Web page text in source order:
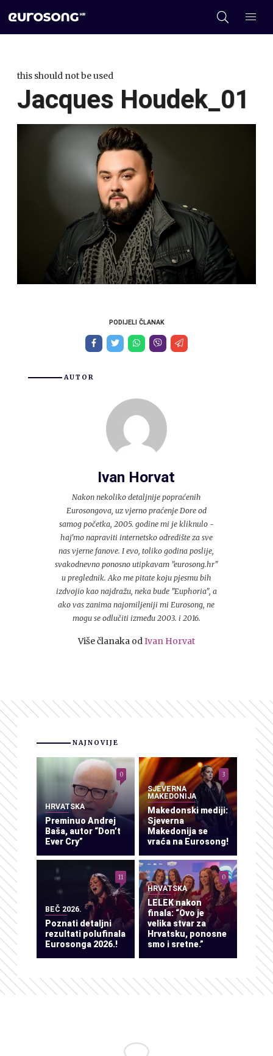
this should not be used
Jacques Houdek_01
PODIJELI ČLANAK
AUTOR
Ivan Horvat
Nakon nekoliko detaljnije popraćenih
Eurosongova, uz vjerno praćenje Dore od
samog početka, 2005. godine mi je kliknulo -
haj'mo napraviti internetsko odredište za sve
nas vjerne fanove. I evo, toliko godina poslije,
svakodnevno ponosno utipkavam "eurosong.hr"
u preglednik. Ako me pitate koju pjesmu bih
izdvojio kao najdražu, neka bude "Euphoria", a
ako vas zanima najomiljeniji mi Eurosong, ne
mogu se odlučiti između 2003. i 2016.
Više članaka odIvan Horvat
NAJNOVIJE
HRVATSKA
Preminuo Andrej
Baša, autor “Don’t
Ever Cry”
0
SJEVERNA
MAKEDONIJA
Makedonski mediji:
Sjeverna
Makedonija se
vraća na Eurosong!
3
BEČ 2026.
Poznati detaljni
rezultati polufinala
Eurosonga 2026.!
11
HRVATSKA
LELEK nakon
finala: “Ovo je
velika stvar za
Hrvatsku, ponosne
smo i sretne.”
0